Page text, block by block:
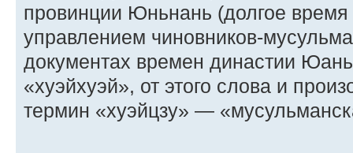
провинции Юньнань (долгое
управлением чиновников-
документах времен династии
«хуэйхуэй», от этого слова и
термин «хуэйцзу» —